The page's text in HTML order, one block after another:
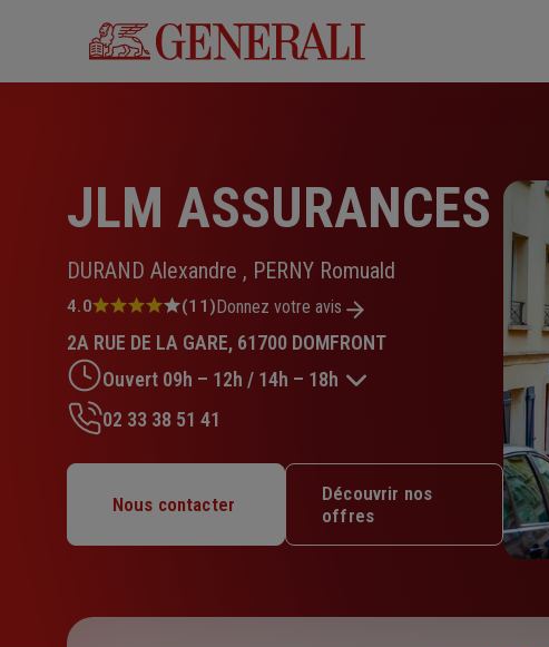
JLM ASSURANCES
DURAND Alexandre , PERNY Romuald
Note
4.0
sur
5
étoiles
4.0 (11)Donnez votre avis
2A RUE DE LA GARE, 61700 DOMFRONT
Ouvert 09h – 12h / 14h – 18h
Mardi : 09h – 12h / 14h – 18h
Mercredi : 09h – 12h / 14h – 18h
02 33 38 51 41
Nous contacter
Découvrir nos
offres